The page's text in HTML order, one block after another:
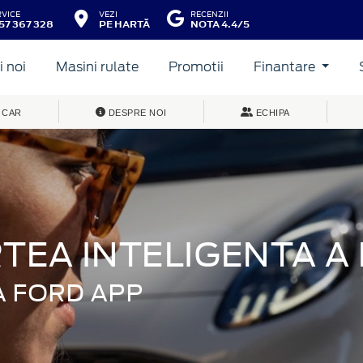
367 328
VEZI
PE HARTĂ
RECENZII
NOTA 4.4/5
noi Masini rulate Promotii Finantare
DESPRE NOI ECHIPA
INTELIGENTA
FORD APP